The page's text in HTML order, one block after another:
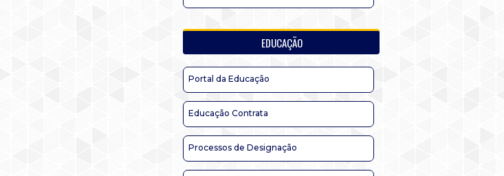
EDUCAÇÃO
Portal da Educação
Educação Contrata
Processos de Designação